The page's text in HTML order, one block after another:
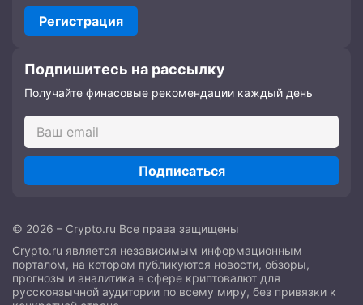
Регистрация
Подпишитесь на рассылку
Получайте финасовые рекомендации каждый день
Подписаться
© 2026 – Crypto.ru Все права защищены
Crypto.ru является независимым информационным
порталом, на котором публикуются новости, обзоры,
прогнозы и аналитика в сфере криптовалют для
русскоязычной аудитории по всему миру, без привязки к